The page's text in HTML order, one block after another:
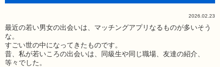
2026.02.23
最近の若い男女の出会いは、マッチングアプリなるものが多いそう
な。
すごい世の中になってきたものです。
昔、私が若いころの出会いは、同級生や同じ職場、友達の紹介、
等々でした。